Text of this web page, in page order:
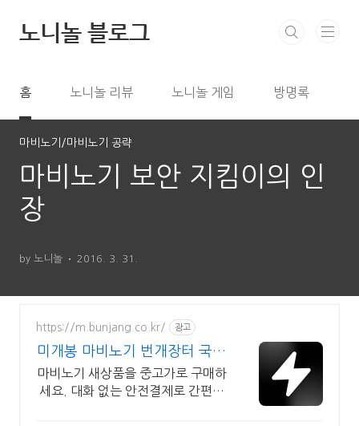
노니놀 블로그
홈 노니놀 리뷰 노니놀 게임 방명록
마비노기/마비노기 공략
마비노기 보안 지킴이의 인
장
by 노니놀 2016. 3. 31.
https://m.bunjang.co.kr/ 광고
미개봉 마비노기 번개장터 국내
최대 브랜드 중고거래
마비노기 새상품을 중고가로 구매하
세요. 대화 없는 안전결제로 간편하